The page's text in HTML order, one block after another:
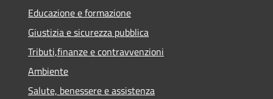
Educazione e formazione
Giustizia e sicurezza pubblica
Tributi,finanze e contravvenzioni
Ambiente
Salute, benessere e assistenza